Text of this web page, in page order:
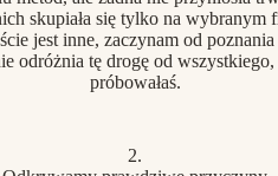
skupiała się tylko na wybranym
jest inne, zaczynam od
odróżnia tę drogę od
próbowałaś.
2.